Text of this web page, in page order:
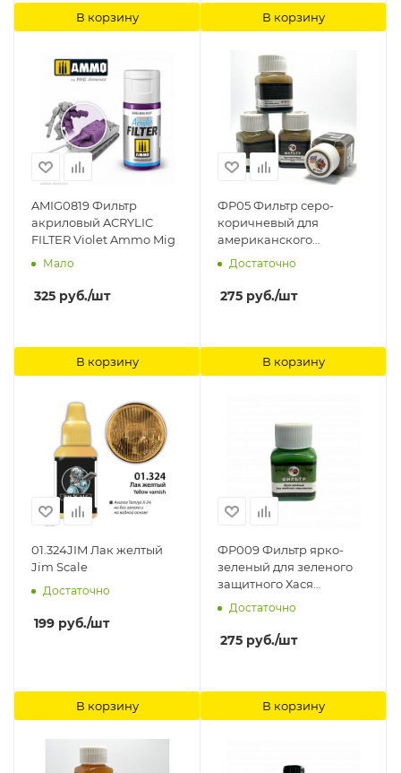
В корзину В корзину
AMIG0819 Фильтр
акриловый ACRYLIC
FILTER Violet Ammo Mig
Мало
325 руб./шт
В корзину
ФР05 Фильтр серо-
коричневый для
американского
оливкового(хаки), 30 мл
Хася Моделист
Достаточно
275 руб./шт
В корзину
01.324JIM Лак желтый
Jim Scale
Достаточно
199 руб./шт
В корзину
ФР009 Фильтр ярко-
зеленый для зеленого
защитного Хася
Моделист
Достаточно
275 руб./шт
В корзину